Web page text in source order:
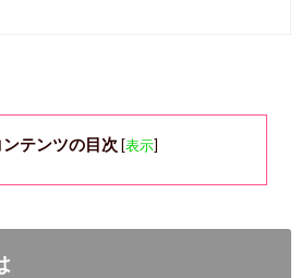
ンテンツの目次 [表示]